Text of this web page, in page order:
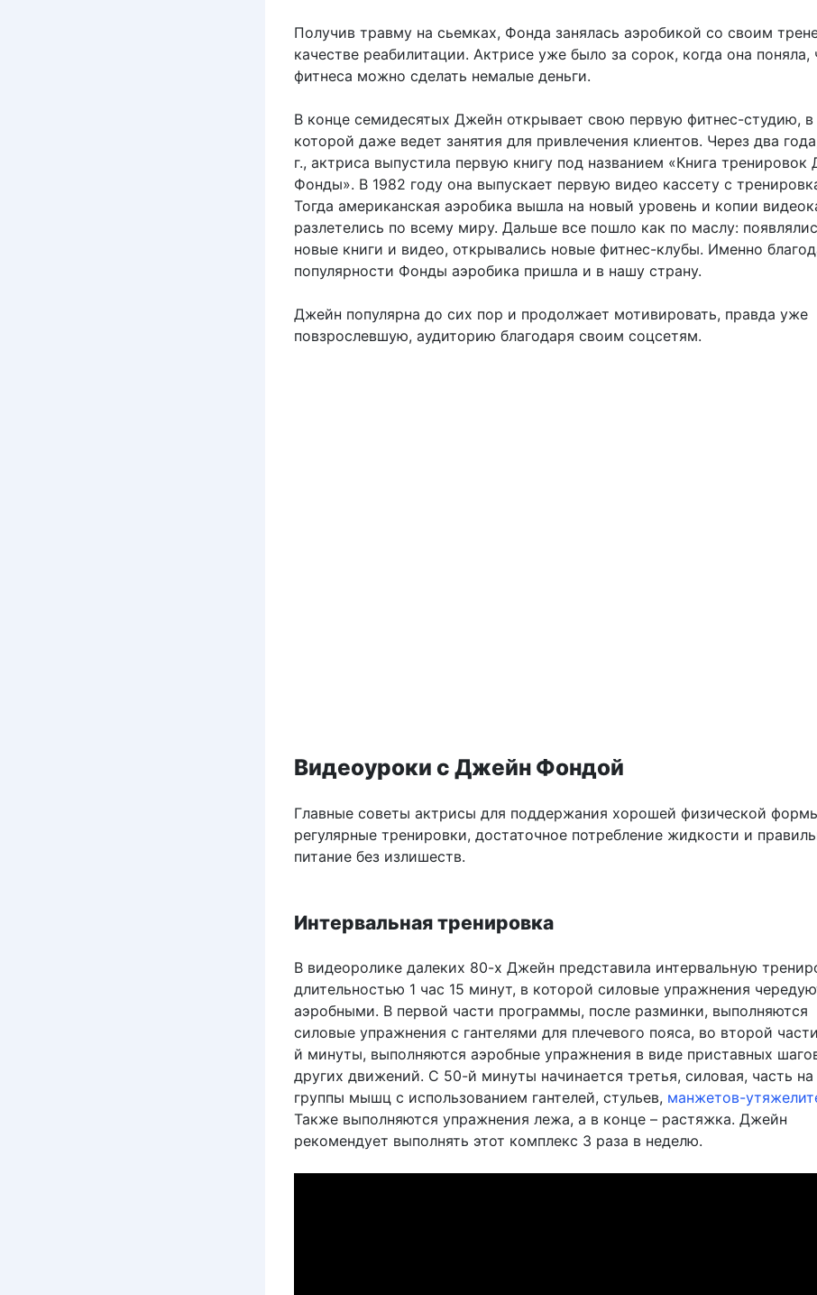
Получив травму на сьемках, Фонда занялась аэробикой со своим
качестве реабилитации. Актрисе уже было за сорок, когда она поняла,
фитнеса можно сделать немалые деньги.
В конце семидесятых Джейн открывает свою первую фитнес-студию, в
которой даже ведет занятия для привлечения клиентов. Через два
г., актриса выпустила первую книгу под названием «Книга тренировок
Фонды». В 1982 году она выпускает первую видео кассету с
Тогда американская аэробика вышла на новый уровень и копии
разлетелись по всему миру. Дальше все пошло как по маслу:
новые книги и видео, открывались новые фитнес-клубы. Именно
популярности Фонды аэробика пришла и в нашу страну.
Джейн популярна до сих пор и продолжает мотивировать, правда уже
повзрослевшую, аудиторию благодаря своим соцсетям.
Видеоуроки с Джейн Фондой
Главные советы актрисы для поддержания хорошей физической
регулярные тренировки, достаточное потребление жидкости и
питание без излишеств.
Интервальная тренировка
В видеоролике далеких 80-х Джейн представила интервальную
длительностью 1 час 15 минут, в которой силовые упражнения
аэробными. В первой части программы, после разминки, выполняются
силовые упражнения с гантелями для плечевого пояса, во второй
й минуты, выполняются аэробные упражнения в виде приставных
других движений. С 50-й минуты начинается третья, силовая, часть на
группы мышц с использованием гантелей, стульев, манжетов-
Также выполняются упражнения лежа, а в конце – растяжка. Джейн
рекомендует выполнять этот комплекс 3 раза в неделю.